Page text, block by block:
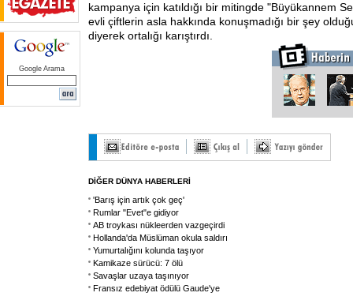
Google Arama
kampanya için katıldığı bir mitingde "Büyükannem
evli çiftlerin asla hakkında konuşmadığı bir şey
diyerek ortalığı karıştırdı.
DİĞER DÜNYA HABERLERİ
'Barış için artık çok geç'
Rumlar "Evet"e gidiyor
AB troykası nükleerden vazgeçirdi
Hollanda'da Müslüman okula saldırı
Yumurtalığını kolunda taşıyor
Kamikaze sürücü: 7 ölü
Savaşlar uzaya taşınıyor
Fransız edebiyat ödülü Gaude'ye